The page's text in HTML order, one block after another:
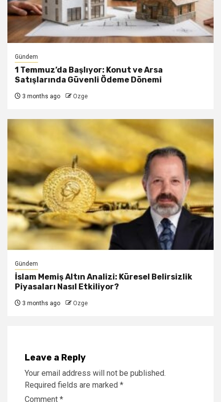
Gündem
1 Temmuz’da Başlıyor: Konut ve Arsa
Satışlarında Güvenli Ödeme Dönemi
3 months ago Ozge
Gündem
İslam Memiş Altın Analizi: Küresel Belirsizlik
Piyasaları Nasıl Etkiliyor?
3 months ago Ozge
Leave a Reply
Your email address will not be published.
Required fields are marked *
Comment *